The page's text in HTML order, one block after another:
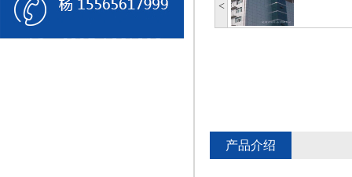
<
产品介绍